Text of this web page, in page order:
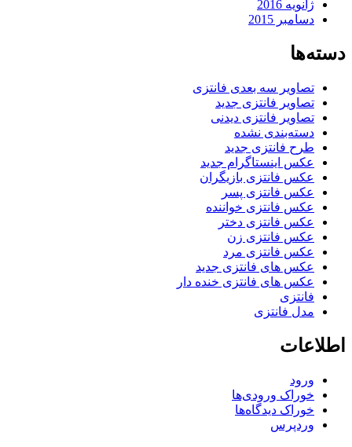
ژانویه 2016
دسامبر 2015
دسته‌ها
تصاویر سه بعدی فانتزی
تصاویر فانتزی جدید
تصاویر فانتزی دیدنی
دسته‌بندی نشده
طرح فانتزی جدید
عکس اینستاگرام جدید
عکس فانتزی بازیگران
عکس فانتزی پسر
عکس فانتزی خواننده
عکس فانتزی دختر
عکس فانتزی زن
عکس فانتزی مرد
عکس های فانتزی جدید
عکس های فانتزی خنده دار
فانتزی
مدل فانتزی
اطلاعات
ورود
خوراک ورودی‌ها
خوراک دیدگاه‌ها
وردپرس